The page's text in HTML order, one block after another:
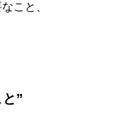
こと、
”